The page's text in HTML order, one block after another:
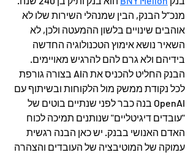
מנכ”ל הבנק, הבין שמנהלי השירות שלו לא
אוהבים שינויים בלשון ההמעטה ולכן, לא
השאיר נושא אימוץ הטכנולוגיה החדשה
בידיהם ולא גרם להם להרגיש מאויימים.
הבנק החליט להכניס את הAI בצורה גורפת
לכל נקודת ממשק מול הלקוחות ובשיתוף עם
OpenAI בנה כבר לפני שנתיים בוטים של
"עובדים דיגיטליים" שנותנים תמיכה לכוח
האדם האנושי בבנק. יש כאן הבנה רגשית
עמוקה של המוטיבציה של העובדים והצהרה